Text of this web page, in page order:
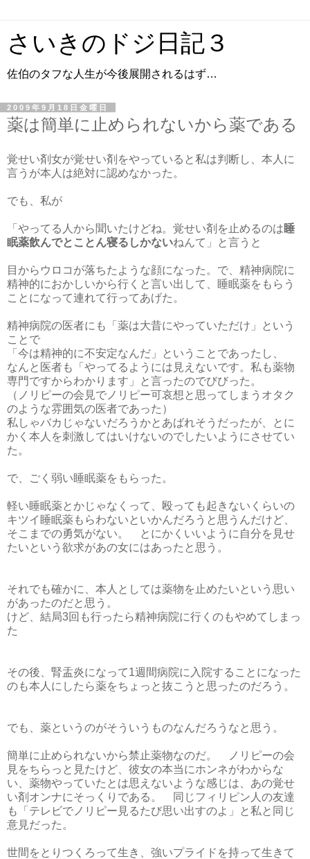
さいきのドジ日記３
佐伯のタフな人生が今後展開されるはず…
2009年9月18日金曜日
薬は簡単に止められないから薬である
覚せい剤女が覚せい剤をやっていると私は判断し、本人に
言うが本人は絶対に認めなかった。
でも、私が
「やってる人から聞いたけどね。覚せい剤を止めるのは睡
眠薬飲んでとことん寝るしかないねんて」と言うと
目からウロコが落ちたような顔になった。で、精神病院に
精神的におかしいから行くと言い出して、睡眠薬をもらう
ことになって連れて行ってあげた。
精神病院の医者にも「薬は大昔にやっていただけ」という
ことで
「今は精神的に不安定なんだ」ということであったし、
なんと医者も「やってるようには見えないです。私も薬物
専門ですからわかります」と言ったのでびびった。
（ノリピーの会見でノリピー可哀想と思ってしまうオタク
のような雰囲気の医者であった）
私しゃバカじゃないだろうかとあばれそうだったが、とに
かく本人を刺激してはいけないのでしたいようにさせてい
た。
で、ごく弱い睡眠薬をもらった。
軽い睡眠薬とかじゃなくって、殴っても起きないくらいの
キツイ睡眠薬もらわないといかんだろうと思うんだけど、
そこまでの勇気がない。 とにかくいいように自分を見せ
たいという欲求があの女にはあったと思う。
それでも確かに、本人としては薬物を止めたいという思い
があったのだと思う。
けど、結局3回も行ったら精神病院に行くのもやめてしまっ
た
その後、腎盂炎になって1週間病院に入院することになった
のも本人にしたら薬をちょっと抜こうと思ったのだろう。
でも、薬というのがそういうものなんだろうなと思う。
簡単に止められないから禁止薬物なのだ。 ノリピーの会
見をちらっと見たけど、彼女の本当にホンネがわからな
い、薬物やっていたとは思えないような感じは、あの覚せ
い剤オンナにそっくりである。 同じフィリピン人の友達
も「テレビでノリピー見るたび思い出すのよ」と私と同じ
意見だった。
世間をとりつくろって生き、強いプライドを持って生きて